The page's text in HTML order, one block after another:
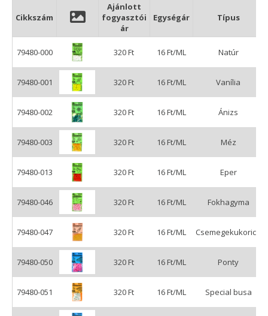
Cikkszám
Ajánlott
fogyasztói
ár
Egységár Típus
79480-000 320 Ft 16 Ft/ML Natúr
79480-001 320 Ft 16 Ft/ML Vanília
79480-002 320 Ft 16 Ft/ML Ánizs
79480-003 320 Ft 16 Ft/ML Méz
79480-013 320 Ft 16 Ft/ML Eper
79480-046 320 Ft 16 Ft/ML Fokhagyma
79480-047 320 Ft 16 Ft/ML Csemegekukorica
79480-050 320 Ft 16 Ft/ML Ponty
79480-051 320 Ft 16 Ft/ML Special busa